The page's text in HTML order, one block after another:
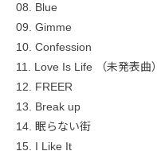
08. Blue
09. Gimme
10. Confession
11. Love Is Life （未発表曲）
12. FREER
13. Break up
14. 眠らない街
15. I Like It